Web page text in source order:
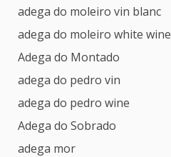
adega do moleiro vin blanc
adega do moleiro white wine
Adega do Montado
adega do pedro vin
adega do pedro wine
Adega do Sobrado
adega mor